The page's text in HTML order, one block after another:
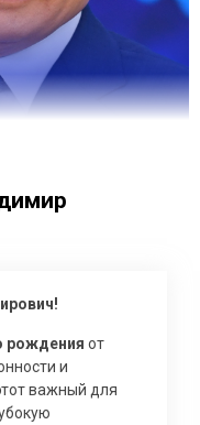
рождения от
и
важный для